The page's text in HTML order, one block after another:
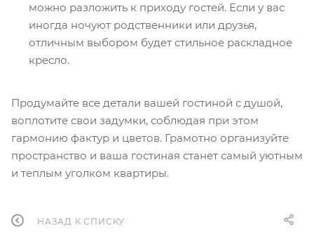
можно разложить к приходу гостей. Если у вас
иногда ночуют родственники или друзья,
отличным выбором будет стильное раскладное
кресло.
Продумайте все детали вашей гостиной с душой,
воплотите свои задумки, соблюдая при этом
гармонию фактур и цветов. Грамотно организуйте
пространство и ваша гостиная станет самый уютным
и теплым уголком квартиры.
НАЗАД К СПИСКУ